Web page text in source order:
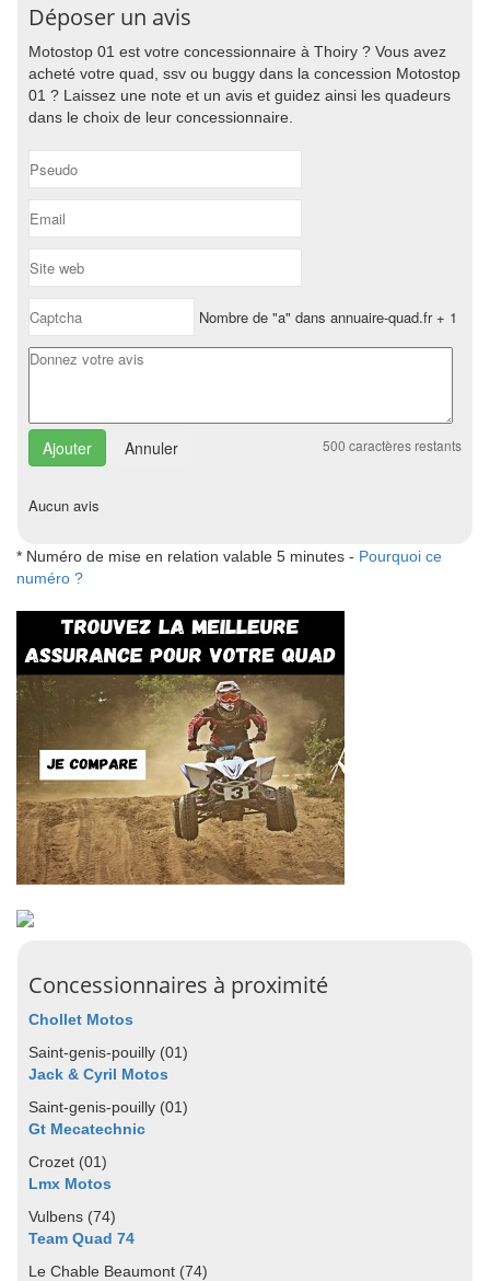
Déposer un avis
Motostop 01 est votre concessionnaire à Thoiry ? Vous avez
acheté votre quad, ssv ou buggy dans la concession Motostop
01 ? Laissez une note et un avis et guidez ainsi les quadeurs
dans le choix de leur concessionnaire.
Nombre de "a" dans annuaire-quad.fr + 1
Annuler 500 caractères restants
Aucun avis
* Numéro de mise en relation valable 5 minutes - Pourquoi ce
numéro ?
Concessionnaires à proximité
Chollet Motos
Saint-genis-pouilly (01)
Jack & Cyril Motos
Saint-genis-pouilly (01)
Gt Mecatechnic
Crozet (01)
Lmx Motos
Vulbens (74)
Team Quad 74
Le Chable Beaumont (74)